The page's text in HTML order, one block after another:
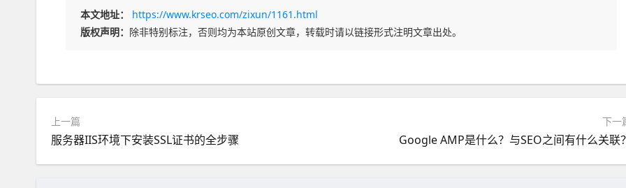
本文地址：
https://www.krseo.com/zixun/1161.html
版权声明： 除非特别标注，否则均为本站原创文章，转载时请以链接形式注明文章出处。
上一篇
服务器IIS环境下安装SSL证书的全步骤
下一
Google AMP是什么？与SEO之间有什么关联